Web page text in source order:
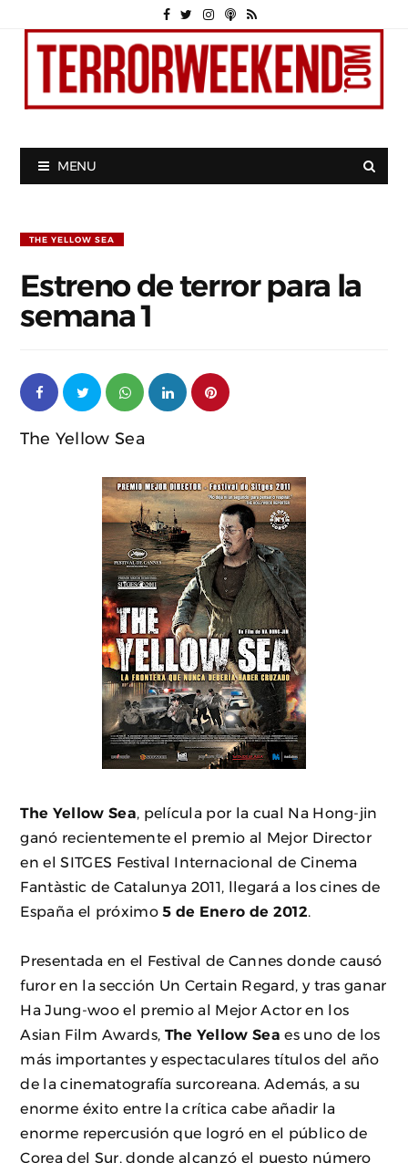
MENU
THE YELLOW SEA
Estreno de terror para la
semana 1
The Yellow Sea
The Yellow Sea , película por la cual Na Hong-jin
ganó recientemente el premio al Mejor Director
en el SITGES Festival Internacional de Cinema
Fantàstic de Catalunya 2011, llegará a los cines de
España el próximo 5 de Enero de 2012
Presentada en el Festival de Cannes donde causó
furor en la sección Un Certain Regard, y tras ganar
Ha Jung-woo el premio al Mejor Actor en los
Asian Film Awards, The Yellow Sea es uno de los
más importantes y espectaculares títulos del año
de la cinematografía surcoreana. Además, a su
enorme éxito entre la crítica cabe añadir la
enorme repercusión que logró en el público de
Corea del Sur, donde alcanzó el puesto número